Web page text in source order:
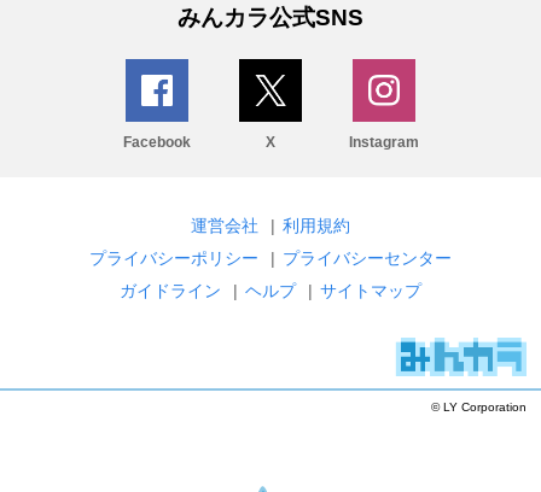
みんカラ公式SNS
Facebook X Instagram
運営会社 | 利用規約
プライバシーポリシー
| プライバシーセンター
ガイドライン
| ヘルプ | サイトマップ
© LY Corporation